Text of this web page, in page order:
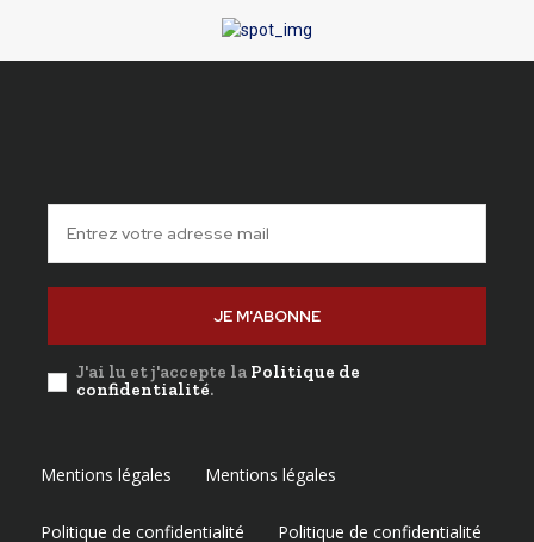
JE M'ABONNE
J'ai lu et j'accepte la Politique de
confidentialité.
Mentions légales Mentions légales
Politique de confidentialité Politique de confidentialité